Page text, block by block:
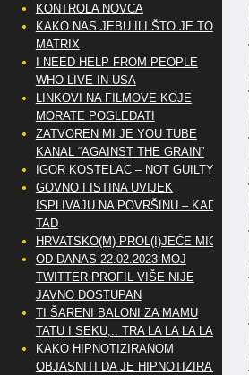
KONTROLA NOVCA
KAKO NAS JEBU ILI ŠTO JE TO
MATRIX
I NEED HELP FROM PEOPLE
WHO LIVE IN USA
LINKOVI NA FILMOVE KOJE
MORATE POGLEDATI
ZATVOREN MI JE YOU TUBE
KANAL “AGAINST THE GRAIN”
IGOR KOSTELAC – NOT GUILTY
GOVNO I ISTINA UVIJEK
ISPLIVAJU NA POVRŠINU – KAD
TAD
HRVATSKO(M) PROL(I)JEĆE MIG
OD DANAS 22.02.2023 MOJ
TWITTER PROFIL VIŠE NIJE
JAVNO DOSTUPAN
TI ŠARENI BALONI ZA MAMU
TATU I SEKU,.. TRA LA LA LA LA
KAKO HIPNOTIZIRANOM
OBJASNITI DA JE HIPNOTIZIRAN